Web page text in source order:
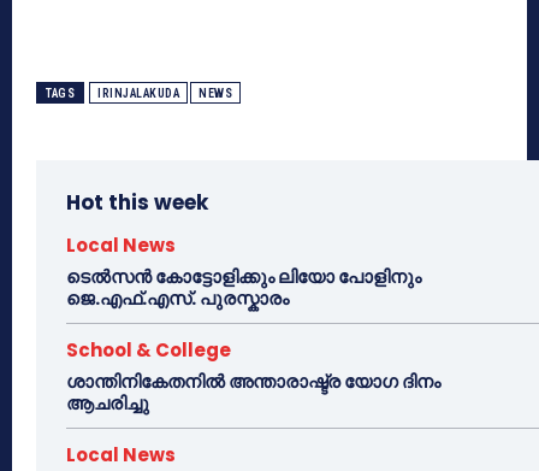
TAGS IRINJALAKUDA NEWS
Hot this week
Local News
ടെൽസൻ കോട്ടോളിക്കും ലിയോ പോളിനും
ജെ.എഫ്.എസ്. പുരസ്കാരം
School & College
ശാന്തിനികേതനിൽ അന്താരാഷ്ട്ര യോഗ ദിനം
ആചരിച്ചു
Local News